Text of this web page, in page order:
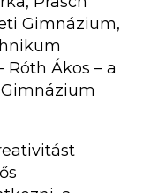
Gimnázium,
Ákos – a